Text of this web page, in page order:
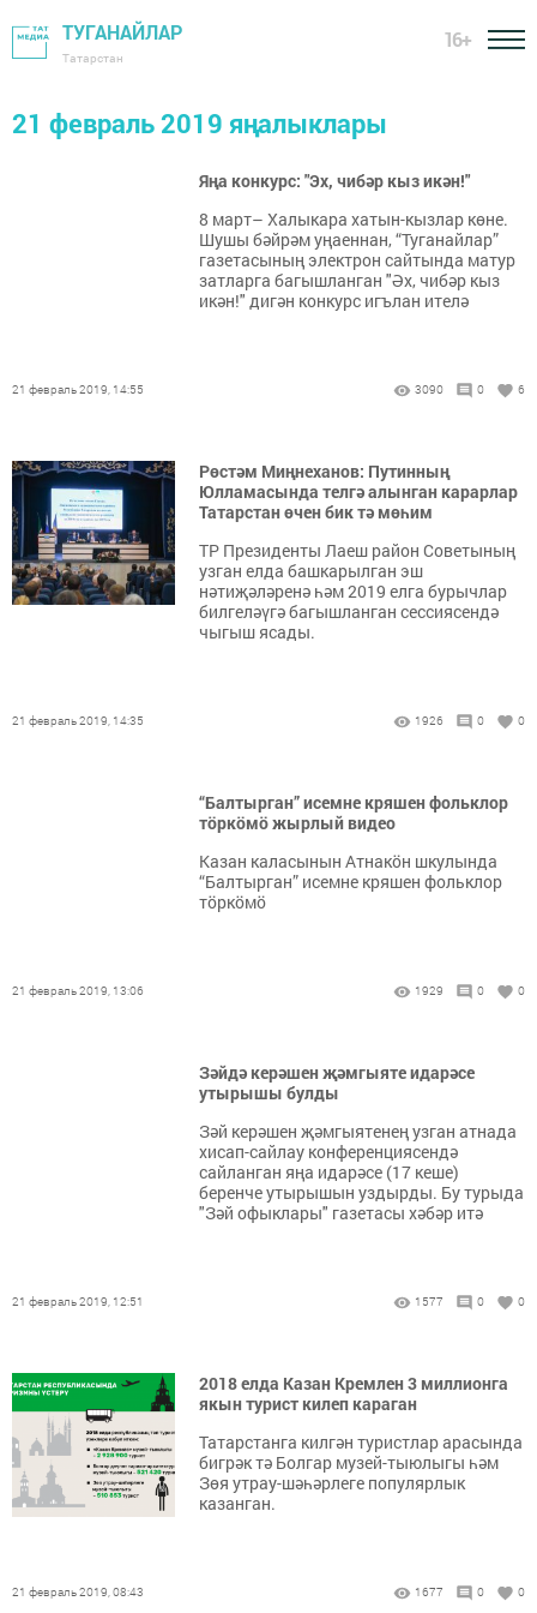
ТУГАНАЙЛАР
Татарстан
16+
21 февраль 2019 яңалыклары
Яңа конкурс: "Эх, чибәр кыз икән!"
8 март– Халыкара хатын-кызлар көне.
Шушы бәйрәм уңаеннан, “Туганайлар”
газетасының электрон сайтында матур
затларга багышланган "Әх, чибәр кыз
икән!" дигән конкурс игълан ителә
21 февраль 2019, 14:55 3090 0 6
Рөстәм Миңнеханов: Путинның
Юлламасында телгә алынган карарлар
Татарстан өчен бик тә мөһим
ТР Президенты Лаеш район Советының
узган елда башкарылган эш
нәтиҗәләренә һәм 2019 елга бурычлар
билгеләүгә багышланган сессиясендә
чыгыш ясады.
21 февраль 2019, 14:35 1926 0 0
“Балтырган” исемне кряшен фольклор
тӧркӧмӧ жырлый видео
Казан каласынын Атнакӧн шкулында
“Балтырган” исемне кряшен фольклор
тӧркӧмӧ
21 февраль 2019, 13:06 1929 0 0
Зәйдә керәшен җәмгыяте идарәсе
утырышы булды
Зәй керәшен җәмгыятенең узган атнада
хисап-сайлау конференциясендә
сайланган яңа идарәсе (17 кеше)
беренче утырышын уздырды. Бу турыда
"Зәй офыклары" газетасы хәбәр итә
21 февраль 2019, 12:51 1577 0 0
2018 елда Казан Кремлен 3 миллионга
якын турист килеп караган
Татарстанга килгән туристлар арасында
бигрәк тә Болгар музей-тыюлыгы һәм
Зөя утрау-шәһәрлеге популярлык
казанган.
21 февраль 2019, 08:43 1677 0 0